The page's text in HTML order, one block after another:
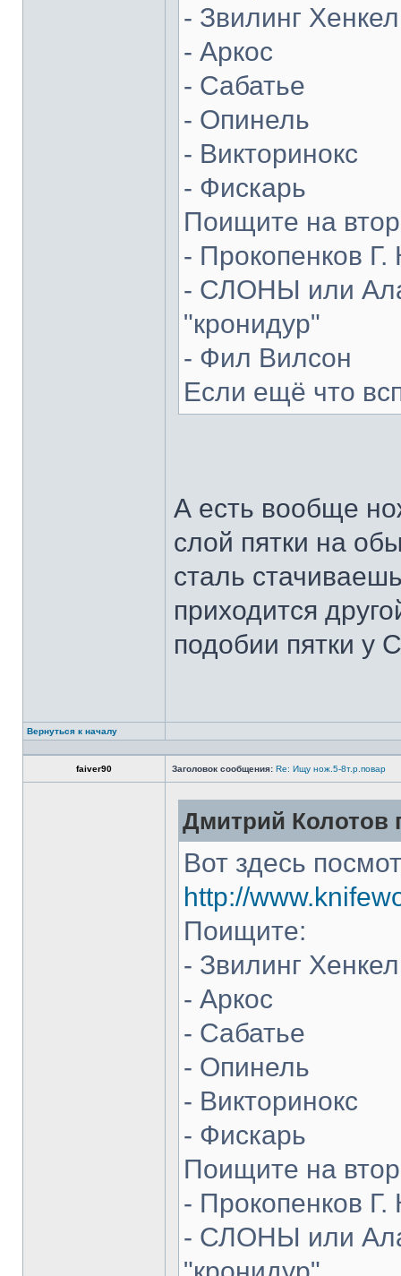
- Звилинг
- Аркос
- Сабатье
- Опинель
- Викторинокс
- Фискарь
Поищите на
- Прокопенков Г.
- СЛОНЫ или
"кронидур"
- Фил Вилсон
Если ещё что
А есть вообще
слой пятки на
сталь
приходится
подобии пятки у
Вернуться к началу
faiver90 Заголовок сообщения: Re: Ищу нож.5-8т.р.повар
Дмитрий Колотов
Вот здесь
http://
Поищите:
- Звилинг
- Аркос
- Сабатье
- Опинель
- Викторинокс
- Фискарь
Поищите на
- Прокопенков Г.
- СЛОНЫ или